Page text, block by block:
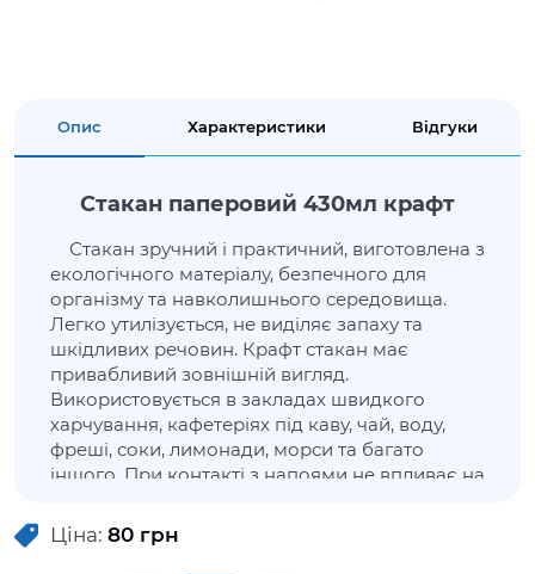
Опис Характеристики Відгуки
Стакан паперовий 430мл крафт
Стакан зручний і практичний, виготовлена з
екологічного матеріалу, безпечного для
організму та навколишнього середовища.
Легко утилізується, не виділяє запаху та
шкідливих речовин. Крафт стакан має
привабливий зовнішній вигляд.
Використовується в закладах швидкого
харчування, кафетеріях під каву, чай, воду,
фреші, соки, лимонади, морси та багато
іншого. При контакті з напоями не впливає на
Ціна: 80 грн